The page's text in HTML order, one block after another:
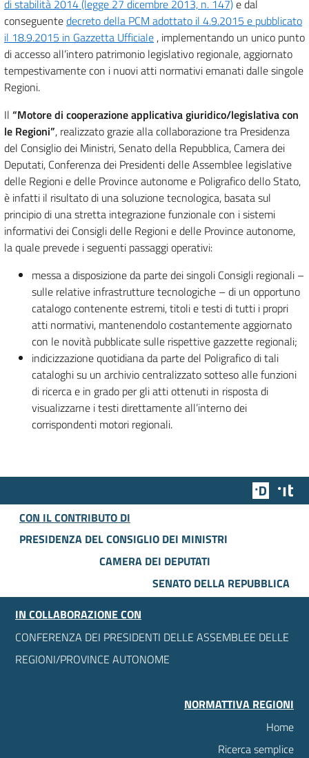
di stabilità 2014 (legge 27 dicembre 2013, n. 147)e dal
conseguentedecreto della PCM adottato il 4.9.2015 e pubblicato
il 18.9.2015 in Gazzetta Ufficiale , implementando un unico punto
di accesso all’intero patrimonio legislativo regionale, aggiornato
tempestivamente con i nuovi atti normativi emanati dalle singole
Regioni.
Il “Motore di cooperazione applicativa giuridico/legislativa con
le Regioni”, realizzato grazie alla collaborazione tra Presidenza
del Consiglio dei Ministri, Senato della Repubblica, Camera dei
Deputati, Conferenza dei Presidenti delle Assemblee legislative
delle Regioni e delle Province autonome e Poligrafico dello Stato,
è infatti il risultato di una soluzione tecnologica, basata sul
principio di una stretta integrazione funzionale con i sistemi
informativi dei Consigli delle Regioni e delle Province autonome,
la quale prevede i seguenti passaggi operativi:
messa a disposizione da parte dei singoli Consigli regionali –
sulle relative infrastrutture tecnologiche – di un opportuno
catalogo contenente estremi, titoli e testi di tutti i propri
atti normativi, mantenendolo costantemente aggiornato
con le novità pubblicate sulle rispettive gazzette regionali;
indicizzazione quotidiana da parte del Poligrafico di tali
cataloghi su un archivio centralizzato sotteso alle funzioni
di ricerca e in grado per gli atti ottenuti in risposta di
visualizzarne i testi direttamente all’interno dei
corrispondenti motori regionali.
Team
CON IL CONTRIBUTO DI
PRESIDENZA DEL CONSIGLIO DEI MINISTRI
CAMERA DEI DEPUTATI
SENATO DELLA REPUBBLICA
IN COLLABORAZIONE CON
CONFERENZA DEI PRESIDENTI DELLE ASSEMBLEE DELLE
REGIONI/PROVINCE AUTONOME
NORMATTIVA REGIONI
Home
Ricerca semplice